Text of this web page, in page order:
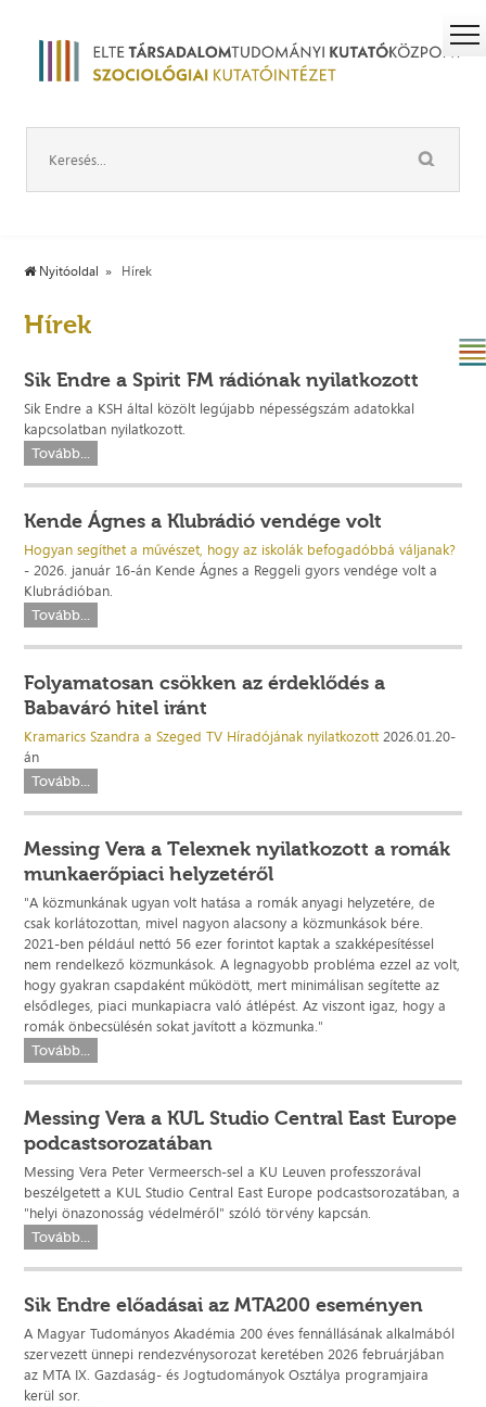
Nyitóoldal Hírek
Hírek
Sik Endre a Spirit FM rádiónak nyilatkozott
Sik Endre a KSH által közölt legújabb népességszám adatokkal
kapcsolatban nyilatkozott.
Tovább...
Kende Ágnes a Klubrádió vendége volt
Hogyan segíthet a művészet, hogy az iskolák befogadóbbá váljanak?
- 2026. január 16-án Kende Ágnes a Reggeli gyors vendége volt a
Klubrádióban.
Tovább...
Folyamatosan csökken az érdeklődés a
Babaváró hitel iránt
Kramarics Szandra a Szeged TV Híradójának nyilatkozott 2026.01.20-
án
Tovább...
Messing Vera a Telexnek nyilatkozott a romák
munkaerőpiaci helyzetéről
"A közmunkának ugyan volt hatása a romák anyagi helyzetére, de
csak korlátozottan, mivel nagyon alacsony a közmunkások bére.
2021-ben például nettó 56 ezer forintot kaptak a szakképesítéssel
nem rendelkező közmunkások. A legnagyobb probléma ezzel az volt,
hogy gyakran csapdaként működött, mert minimálisan segítette az
elsődleges, piaci munkapiacra való átlépést. Az viszont igaz, hogy a
romák önbecsülésén sokat javított a közmunka."
Tovább...
Messing Vera a KUL Studio Central East Europe
podcastsorozatában
Messing Vera Peter Vermeersch-sel a KU Leuven professzorával
beszélgetett a KUL Studio Central East Europe podcastsorozatában, a
"helyi önazonosság védelméről" szóló törvény kapcsán.
Tovább...
Sik Endre előadásai az MTA200 eseményen
A Magyar Tudományos Akadémia 200 éves fennállásának alkalmából
szervezett ünnepi rendezvénysorozat keretében 2026 februárjában
az MTA IX. Gazdaság- és Jogtudományok Osztálya programjaira
kerül sor.